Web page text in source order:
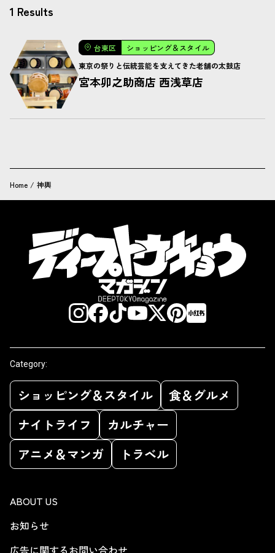
1 Results
台東区
ショッピング＆スタイル
東京の祭りと伝統芸能を支えてきた老舗の太鼓店
宮本卯之助商店 西浅草店
Home / 神輿
Category:
ショッピング＆スタイル
食＆グルメ
ナイトライフ
カルチャー
アニメ＆マンガ
トラベル
ABOUT US
お知らせ
広告に関するお問い合わせ